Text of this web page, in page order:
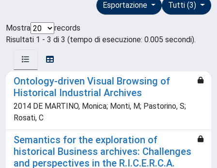
Tutti (3)
Esportazione
Mostra
records
Risultati 1 - 3 di 3 (tempo di esecuzione: 0.005 secondi).
Ontology-driven Visual Browsing of
Historical Industrial Archives
2014 DE MARTINO, Monica; Monti, M; Pastorino, S;
Rosati, C
Semantics for the exploration of
historical Business archives: Challenges
and perspectives in the R.I.C.E.R.C.A.